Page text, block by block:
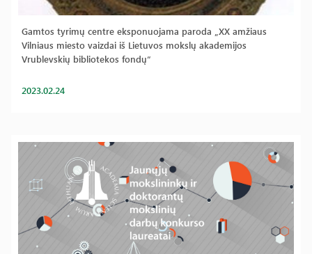
Gamtos tyrimų centre eksponuojama paroda „XX amžiaus
Vilniaus miesto vaizdai iš Lietuvos mokslų akademijos
Vrublevskių bibliotekos fondų“
2023.02.24